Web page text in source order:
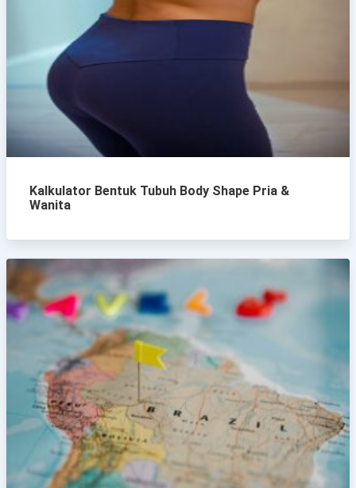
Kalkulator Bentuk Tubuh Body Shape Pria &
Wanita